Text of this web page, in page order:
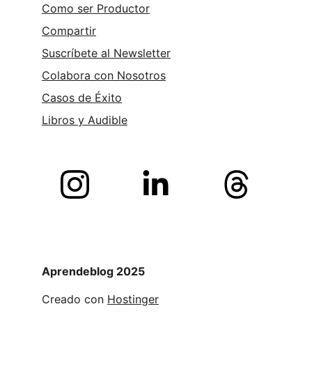
Como ser Productor
Compartir
Suscríbete al Newsletter
Colabora con Nosotros
Casos de Éxito
Libros y Audible
Aprendeblog 2025
Creado con Hostinger